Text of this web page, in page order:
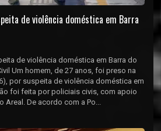
de violência doméstica em Barra
de violência doméstica em Barra do
Um homem, de 27 anos, foi preso na
por suspeita de violência doméstica em
foi feita por policiais civis, com apoio
Areal. De acordo com a Po...